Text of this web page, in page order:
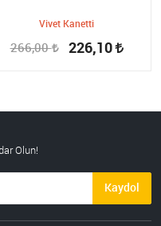
Vivet Kanetti
266,00 226,10
Olun!
Kaydol